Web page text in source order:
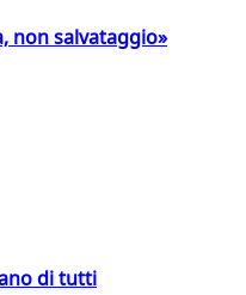
non salvataggio»
di tutti